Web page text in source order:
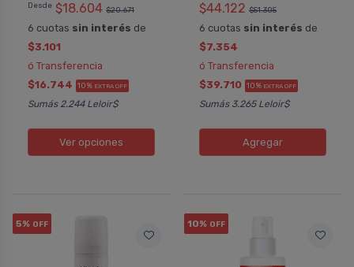
Desde $18.604 $20.671
6 cuotas sin interés de
$3.101
ó Transferencia
$16.744 10% EXTRA OFF
Sumás 2.244 Leloir$
Ver opciones
$44.122 $51.305
6 cuotas sin interés de
$7.354
ó Transferencia
$39.710 10% EXTRA OFF
Sumás 3.265 Leloir$
Agregar
5% OFF 10% OFF